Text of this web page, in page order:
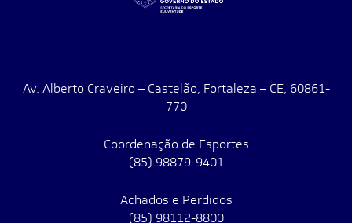
Av. Alberto Craveiro – Castelão, Fortaleza – CE, 60861-
770
Coordenação de Esportes
(85) 98879-9401
Achados e Perdidos
(85) 98112-8800